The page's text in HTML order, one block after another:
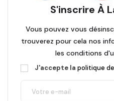
S'inscrire À
Vous pouvez vous
trouverez pour cela nos
les conditions
J'accepte la politique